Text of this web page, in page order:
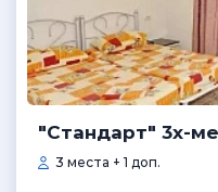
"Стандарт" 3х-
3 места + 1 доп.